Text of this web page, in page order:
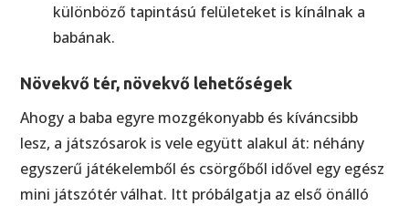
különböző tapintású felületeket is kínálnak a
babának.
Növekvő tér, növekvő lehetőségek
Ahogy a baba egyre mozgékonyabb és kíváncsibb
lesz, a játszósarok is vele együtt alakul át: néhány
egyszerű játékelemből és csörgőből idővel egy egész
mini játszótér válhat. Itt próbálgatja az első önálló